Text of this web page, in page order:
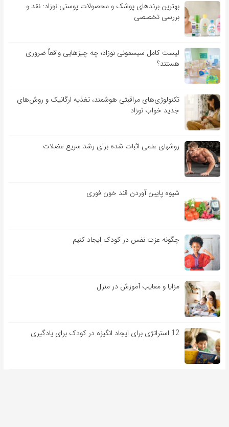
بهترین برندهای پوشک و محصولات پوستی نوزاد: نقد و
بررسی تخصصی
لیست کامل سیسمونی نوزاد؛ چه چیزهایی واقعاً ضروری
هستند؟
تکنولوژی‌های مراقبتی هوشمند، تغذیه ارگانیک و روش‌های
جدید خواب نوزاد
روشهای علمی اثبات شده برای رشد سریع عضلات
شیوه پایین آوردن قند خون فوری
چگونه عزت نفس در کودک ایجاد کنیم
مزایا و معایب آموزش در منزل
12 استراتژی برای ایجاد انگیزه در کودک برای یادگیری